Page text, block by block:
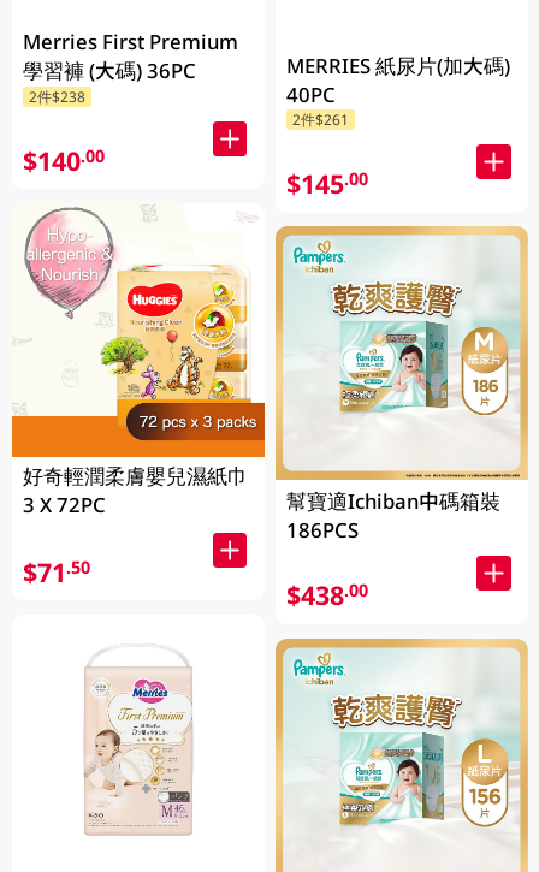
Merries First Premium
學習褲 (大碼) 36PC
2件$238
$140.00
好奇輕潤柔膚嬰兒濕紙巾
3 X 72PC
$71.50
MERRIES 紙尿片(加大碼)
40PC
2件$261
$145.00
幫寶適Ichiban中碼箱裝
186PCS
$438.00